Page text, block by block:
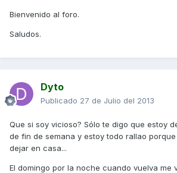
Bienvenido al foro.
Saludos.
Dyto
Publicado 27 de Julio del 2013
Que si soy vicioso? Sólo te digo que estoy
de fin de semana y estoy todo rallao
dejar en casa...
El domingo por la noche cuando vuelva me